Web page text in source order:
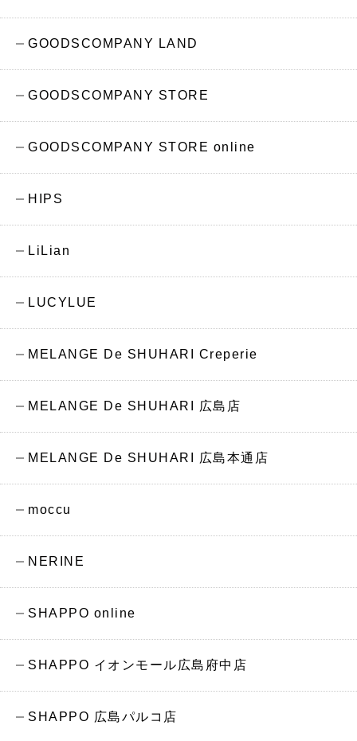
GOODSCOMPANY LAND
GOODSCOMPANY STORE
GOODSCOMPANY STORE online
HIPS
LiLian
LUCYLUE
MELANGE De SHUHARI Creperie
MELANGE De SHUHARI 広島店
MELANGE De SHUHARI 広島本通店
moccu
NERINE
SHAPPO online
SHAPPO イオンモール広島府中店
SHAPPO 広島パルコ店